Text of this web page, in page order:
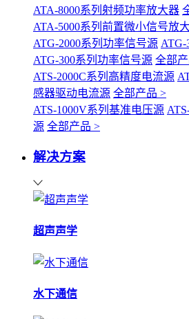
ATA-8000系列射频功率放大器
ATA-5000系列前置微小信号放
ATG-2000系列功率信号源
ATG-300系列功率信号源 全部
ATS-2000C系列高精度电流源
感器驱动电流源 全部产品 >
ATS-1000V系列基准电压源
源 全部产品 >
解决方案
超声声学
水下通信